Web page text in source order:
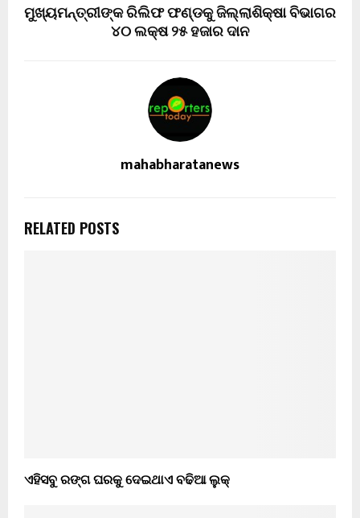
ମୁଖ୍ୟମନ୍ତ୍ରୀଙ୍କ ରିଲିଫ ଫଣ୍ଡକୁ ଜିଲ୍ଲାଶିକ୍ଷା ବିଭାଗର
୪୦ ଲକ୍ଷ ୨୫ ହଜାର ଦାନ
mahabharatanews
RELATED POSTS
ଏହିସବୁ ରଙ୍ଗ ଘରକୁ ଦେଇଥାଏ ବଢିଆ ଲୁକ୍